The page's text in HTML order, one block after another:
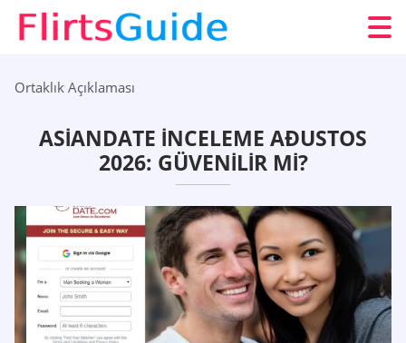
Ortaklık Açıklaması
ASIANDATE İNCELEME AÐUSTOS
2026: GÜVENILIR MI?